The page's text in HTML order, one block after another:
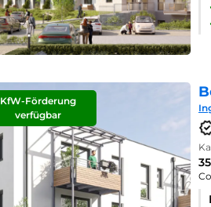
KfW-Förderung
verfügbar